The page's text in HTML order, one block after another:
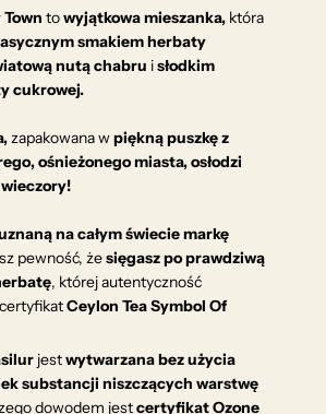
towyjątkowa mieszanka, która
smakiem herbaty
nutą chabru isłodkim
cukrowej.
zapakowana wpiękną puszkęz
ośnieżonego miasta, osłodzi
na całym świecie markę
pewność, żesięgasz po prawdziwą
, której autentyczność
Ceylon Tea Symbol Of
jestwytwarzana bez użycia
substancji niszczących warstwę
dowodem jestcertyfikat Ozone